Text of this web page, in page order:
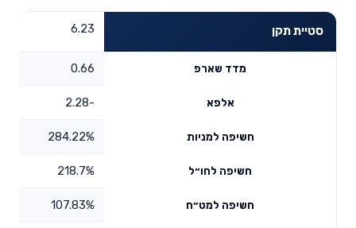
סטיית תקן 6.23
מדד שארפ 0.66
אלפא -2.28
חשיפה למניות 284.22%
חשיפה לחו״ל 218.7%
חשיפה למט״ח 107.83%